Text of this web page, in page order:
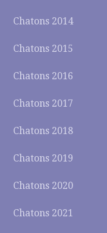
Chatons 2014
Chatons 2015
Chatons 2016
Chatons 2017
Chatons 2018
Chatons 2019
Chatons 2020
Chatons 2021